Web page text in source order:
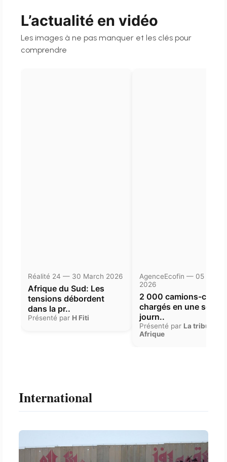
L’actualité en vidéo
Les images à ne pas manquer et les clés pour
comprendre
Réalité 24 — 30 March 2026
Afrique du Sud: Les
tensions débordent
dans la pr..
Présenté par H Fiti
AgenceEcofin — 05
2026
2 000 camions-
chargés en une seule
journ..
Présenté par La tribune
Afrique
International